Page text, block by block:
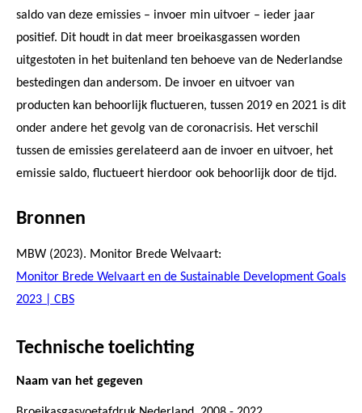
saldo van deze emissies – invoer min uitvoer – ieder jaar
positief. Dit houdt in dat meer broeikasgassen worden
uitgestoten in het buitenland ten behoeve van de Nederlandse
bestedingen dan andersom. De invoer en uitvoer van
producten kan behoorlijk fluctueren, tussen 2019 en 2021 is dit
onder andere het gevolg van de coronacrisis. Het verschil
tussen de emissies gerelateerd aan de invoer en uitvoer, het
emissie saldo, fluctueert hierdoor ook behoorlijk door de tijd.
Bronnen
MBW (2023). Monitor Brede Welvaart:
Monitor Brede Welvaart en de Sustainable Development Goals
2023 | CBS
Technische toelichting
Naam van het gegeven